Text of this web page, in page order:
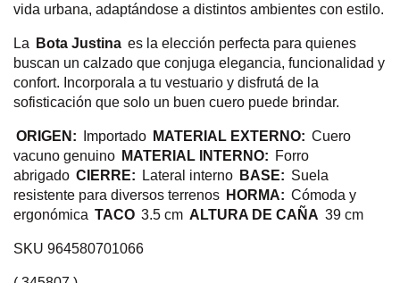
vida urbana, adaptándose a distintos ambientes con estilo.
La Bota Justina es la elección perfecta para quienes
buscan un calzado que conjuga elegancia, funcionalidad y
confort. Incorporala a tu vestuario y disfrutá de la
sofisticación que solo un buen cuero puede brindar.
ORIGEN: Importado MATERIAL EXTERNO: Cuero
vacuno genuino MATERIAL INTERNO: Forro
abrigado CIERRE: Lateral interno BASE: Suela
resistente para diversos terrenos HORMA: Cómoda y
ergonómica TACO 3.5 cm ALTURA DE CAÑA 39 cm
SKU 964580701066